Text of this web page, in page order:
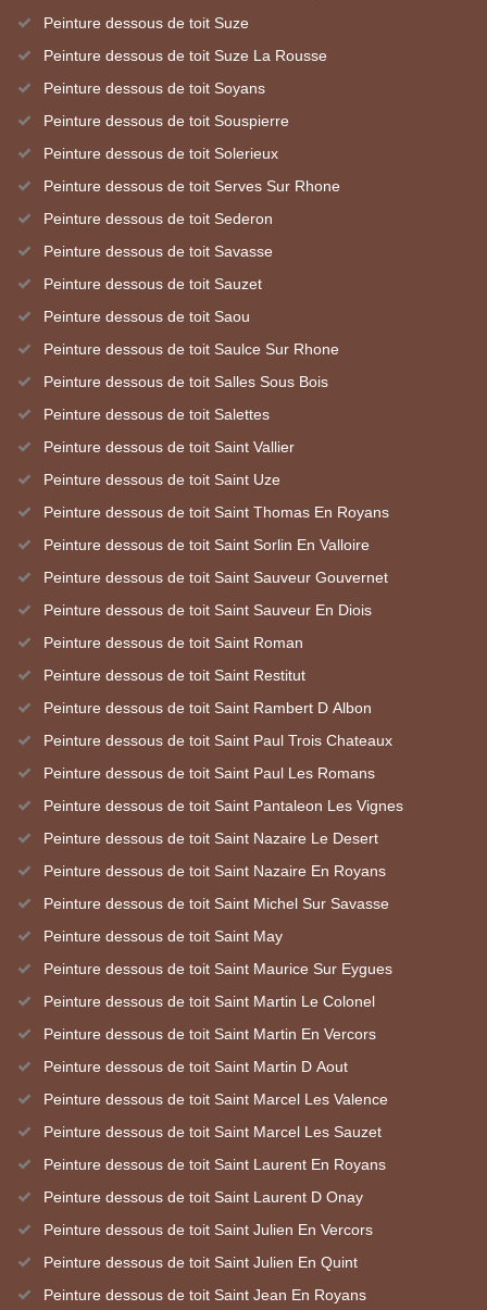
Peinture dessous de toit Suze
Peinture dessous de toit Suze La Rousse
Peinture dessous de toit Soyans
Peinture dessous de toit Souspierre
Peinture dessous de toit Solerieux
Peinture dessous de toit Serves Sur Rhone
Peinture dessous de toit Sederon
Peinture dessous de toit Savasse
Peinture dessous de toit Sauzet
Peinture dessous de toit Saou
Peinture dessous de toit Saulce Sur Rhone
Peinture dessous de toit Salles Sous Bois
Peinture dessous de toit Salettes
Peinture dessous de toit Saint Vallier
Peinture dessous de toit Saint Uze
Peinture dessous de toit Saint Thomas En Royans
Peinture dessous de toit Saint Sorlin En Valloire
Peinture dessous de toit Saint Sauveur Gouvernet
Peinture dessous de toit Saint Sauveur En Diois
Peinture dessous de toit Saint Roman
Peinture dessous de toit Saint Restitut
Peinture dessous de toit Saint Rambert D Albon
Peinture dessous de toit Saint Paul Trois Chateaux
Peinture dessous de toit Saint Paul Les Romans
Peinture dessous de toit Saint Pantaleon Les Vignes
Peinture dessous de toit Saint Nazaire Le Desert
Peinture dessous de toit Saint Nazaire En Royans
Peinture dessous de toit Saint Michel Sur Savasse
Peinture dessous de toit Saint May
Peinture dessous de toit Saint Maurice Sur Eygues
Peinture dessous de toit Saint Martin Le Colonel
Peinture dessous de toit Saint Martin En Vercors
Peinture dessous de toit Saint Martin D Aout
Peinture dessous de toit Saint Marcel Les Valence
Peinture dessous de toit Saint Marcel Les Sauzet
Peinture dessous de toit Saint Laurent En Royans
Peinture dessous de toit Saint Laurent D Onay
Peinture dessous de toit Saint Julien En Vercors
Peinture dessous de toit Saint Julien En Quint
Peinture dessous de toit Saint Jean En Royans